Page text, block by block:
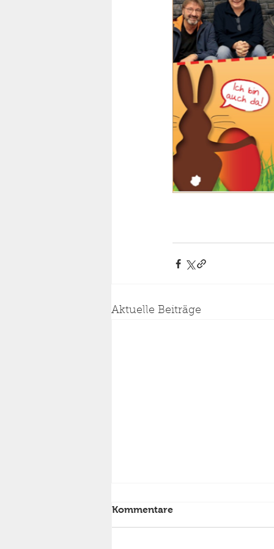
Aktuelle Beiträge
Kommentare